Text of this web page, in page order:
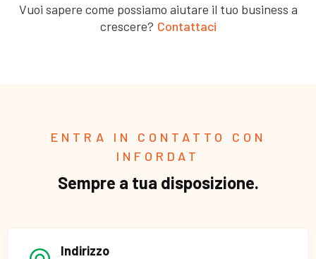
Vuoi sapere come possiamo aiutare il tuo business a
crescere? Contattaci
ENTRA IN CONTATTO CON
INFORDAT
Sempre a tua disposizione.
Indirizzo